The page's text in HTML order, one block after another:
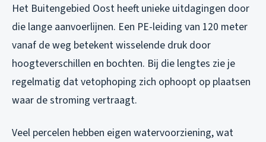
Het Buitengebied Oost heeft unieke uitdagingen door
die lange aanvoerlijnen. Een PE-leiding van 120 meter
vanaf de weg betekent wisselende druk door
hoogteverschillen en bochten. Bij die lengtes zie je
regelmatig dat vetophoping zich ophoopt op plaatsen
waar de stroming vertraagt.
Veel percelen hebben eigen watervoorziening, wat